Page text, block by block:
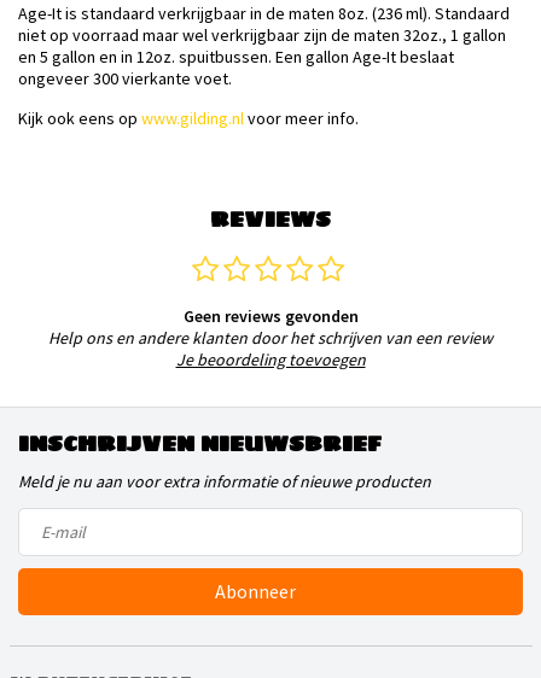
Age-It is standaard verkrijgbaar in de maten 8oz. (236 ml). Standaard
niet op voorraad maar wel verkrijgbaar zijn de maten 32oz., 1 gallon
en 5 gallon en in 12oz. spuitbussen. Een gallon Age-It beslaat
ongeveer 300 vierkante voet.
Kijk ook eens op www.gilding.nl voor meer info.
REVIEWS
Geen reviews gevonden
Help ons en andere klanten door het schrijven van een review
Je beoordeling toevoegen
INSCHRIJVEN NIEUWSBRIEF
Meld je nu aan voor extra informatie of nieuwe producten
Abonneer